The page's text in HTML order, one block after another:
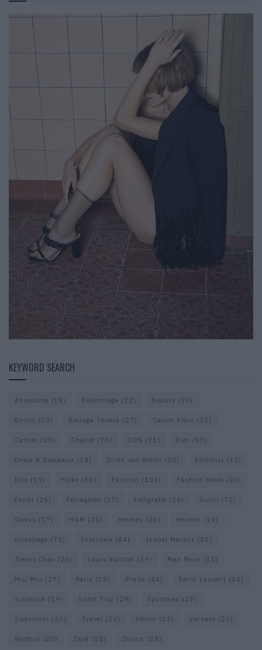
KEYWORD SEARCH
Assouline (18) Balenciaga (22) Beauty (20)
Berlin (30) Bottega Veneta (27) Calvin Klein (22)
Cartier (25) Chanel (73) COS (21) Dior (53)
Dolce & Gabbana (18) Dries van Noten (20) Editorial (42)
Etro (19) Falke (36) Fashion (104) Fashion Week (20)
Fendi (26) Ferragamo (27) Fotografie (20) Gucci (72)
Guess (17) H&M (21) Hermes (20) Hermès (19)
homepage (70) Interview (84) Isabel Marant (23)
Jimmy Choo (20) Louis Vuitton (59) Max Mara (31)
Miu Miu (27) Paris (18) Prada (44) Saint Laurent (30)
Schmuck (19) Short Trip (29) Sportmax (23)
Swarovski (23) Travel (22) Uhren (33) Versace (25)
Wolford (20) Zara (18) Zürich (38)